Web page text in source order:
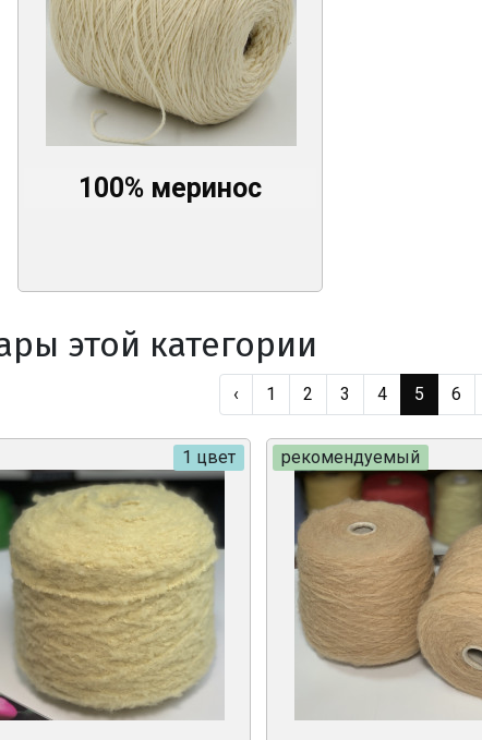
100% меринос
этой категории
‹ 1 2 3 4 5 6
1 цвет рекомендуемый